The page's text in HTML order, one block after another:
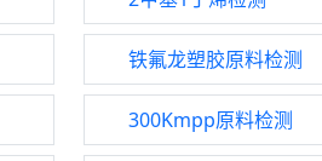
铁氟龙塑胶原料检测
300Kmpp原料检测